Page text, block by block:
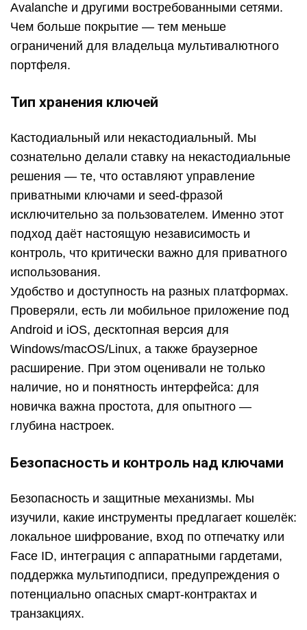
Avalanche и другими востребованными сетями.
Чем больше покрытие — тем меньше
ограничений для владельца мультивалютного
портфеля.
Тип хранения ключей
Кастодиальный или некастодиальный. Мы
сознательно делали ставку на некастодиальные
решения — те, что оставляют управление
приватными ключами и seed-фразой
исключительно за пользователем. Именно этот
подход даёт настоящую независимость и
контроль, что критически важно для приватного
использования.
Удобство и доступность на разных платформах.
Проверяли, есть ли мобильное приложение под
Android и iOS, десктопная версия для
Windows/macOS/Linux, а также браузерное
расширение. При этом оценивали не только
наличие, но и понятность интерфейса: для
новичка важна простота, для опытного —
глубина настроек.
Безопасность и контроль над ключами
Безопасность и защитные механизмы. Мы
изучили, какие инструменты предлагает кошелёк:
локальное шифрование, вход по отпечатку или
Face ID, интеграция с аппаратными гардетами,
поддержка мультиподписи, предупреждения о
потенциально опасных смарт-контрактах и
транзакциях.